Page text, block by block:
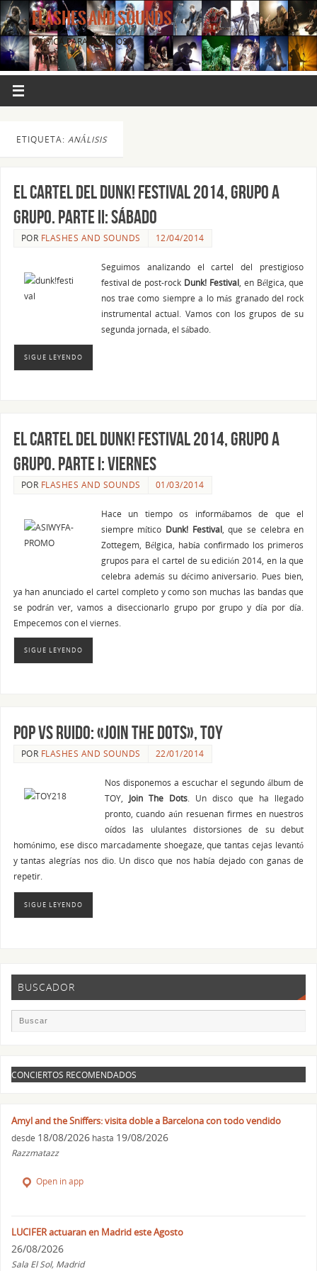
FLASHES AND SOUNDS
MÚSICA PARA LOS OJOS.
ETIQUETA: ANÁLISIS
El cartel del Dunk! Festival 2014, grupo a
grupo. Parte II: SÁBADO
POR FLASHES AND SOUNDS 12/04/2014
Seguimos analizando el cartel del prestigioso
festival de post-rock Dunk! Festival, en Bélgica, que
nos trae como siempre a lo más granado del rock
instrumental actual. Vamos con los grupos de su
segunda jornada, el sábado.
SIGUE LEYENDO
El cartel del Dunk! Festival 2014, grupo a
grupo. Parte I: VIERNES
POR FLASHES AND SOUNDS 01/03/2014
Hace un tiempo os informábamos de que el
siempre mítico Dunk! Festival, que se celebra en
Zottegem, Bélgica, había confirmado los primeros
grupos para el cartel de su edición 2014, en la que
celebra además su décimo aniversario. Pues bien,
ya han anunciado el cartel completo y como son muchas las bandas que
se podrán ver, vamos a diseccionarlo grupo por grupo y día por día.
Empecemos con el viernes.
SIGUE LEYENDO
Pop vs ruido: «Join The Dots», TOY
POR FLASHES AND SOUNDS 22/01/2014
Nos disponemos a escuchar el segundo álbum de
TOY, Join The Dots. Un disco que ha llegado
pronto, cuando aún resuenan firmes en nuestros
oídos las ululantes distorsiones de su debut
homónimo, ese disco marcadamente shoegaze, que tantas cejas levantó
y tantas alegrías nos dio. Un disco que nos había dejado con ganas de
repetir.
SIGUE LEYENDO
BUSCADOR
CONCIERTOS RECOMENDADOS
Amyl and the Sniffers: visita doble a Barcelona con todo vendido
desde 18/08/2026 hasta 19/08/2026
Razzmatazz
Open in app
LUCIFER actuaran en Madrid este Agosto
26/08/2026
Sala El Sol, Madrid